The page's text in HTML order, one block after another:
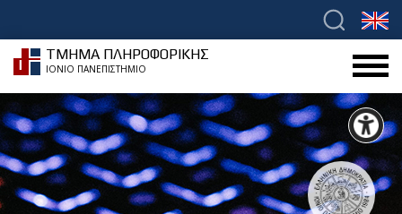
ΤΜΗΜΑ ΠΛΗΡΟΦΟΡΙΚΗΣ
ΙΟΝΙΟ ΠΑΝΕΠΙΣΤΗΜΙΟ